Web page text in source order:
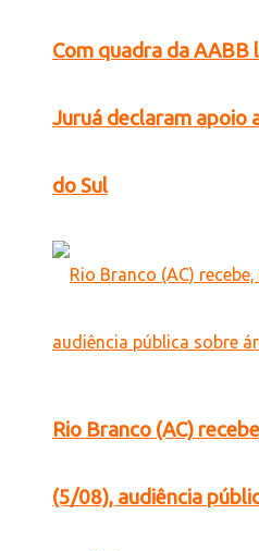
Com quadra da
Juruá declaram apoio
do Sul
Rio Branco (AC)
(5/08), audiência